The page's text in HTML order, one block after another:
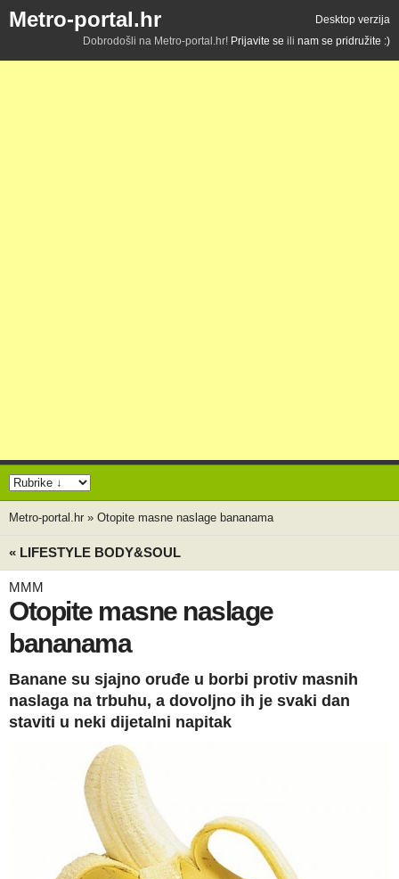
Metro-portal.hr
Desktop verzija
Dobrodošli na Metro-portal.hr! Prijavite se ili nam se pridružite :)
Metro-portal.hr » Otopite masne naslage bananama
« LIFESTYLE BODY&SOUL
MMM
Otopite masne naslage
bananama
Banane su sjajno oruđe u borbi protiv masnih
naslaga na trbuhu, a dovoljno ih je svaki dan
staviti u neki dijetalni napitak